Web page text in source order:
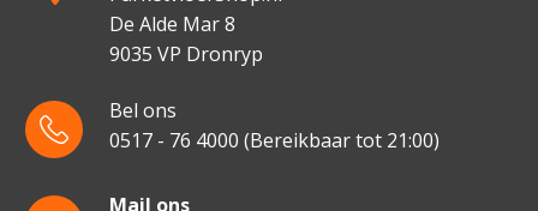
De Alde Mar 8
9035 VP Dronryp
Bel ons
0517 - 76 4000 (Bereikbaar tot 21:00)
Mail ons